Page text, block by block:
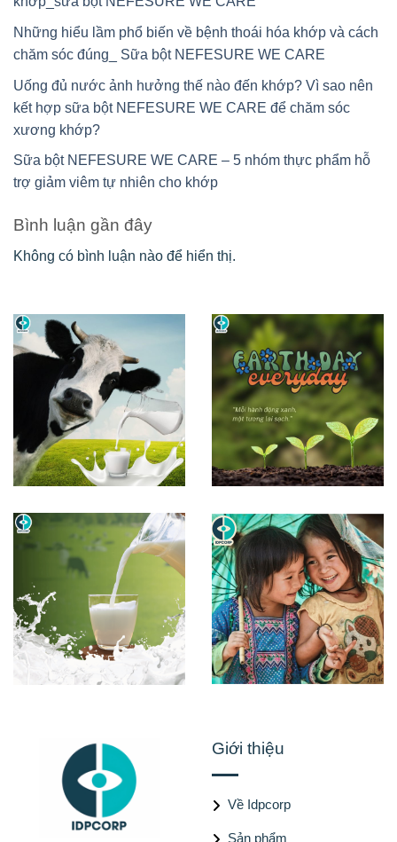
Những hiểu lầm phổ biến về bệnh thoái hóa khớp và cách
chăm sóc đúng_ Sữa bột NEFESURE WE CARE
Uống đủ nước ảnh hưởng thế nào đến khớp? Vì sao nên
kết hợp sữa bột NEFESURE WE CARE để chăm sóc
xương khớp?
Sữa bột NEFESURE WE CARE – 5 nhóm thực phẩm hỗ
trợ giảm viêm tự nhiên cho khớp
Bình luận gần đây
Không có bình luận nào để hiển thị.
Giới thiệu
Về Idpcorp
Sản phẩm